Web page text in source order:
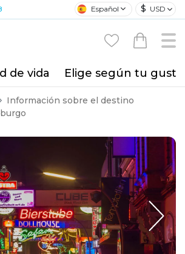
Español $ USD
de vida Elige según tu
Información sobre el destino